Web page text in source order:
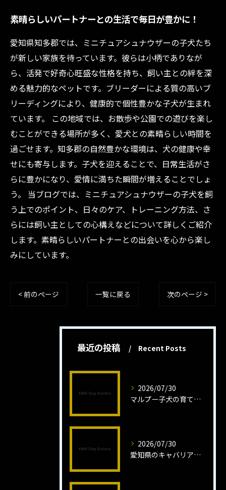
素晴らしいパートナーとの生活で毎日が豊かに！
愛知県知多郡では、ミニチュアシュナウザーの子犬たち
が新しい家族を待っています。彼らは小柄でありなが
ら、活発で好奇心旺盛な性格を持ち、飼い主との絆を深
める魅力的なペットです。ブリーダーによる質の高いブ
リーディングにより、健康的で個性豊かな子犬が生まれ
ています。 この地域では、お散歩や公園での遊びを楽し
むことができる場所が多く、愛犬との素晴らしい時間を
過ごせます。知多郡の自然豊かな環境は、犬の健康や幸
せにも寄与します。子犬を迎えることで、日常生活がさ
らに豊かになり、愛情に満ちた瞬間が増えることでしょ
う。 当ブログでは、ミニチュアシュナウザーの子犬を飼
う上でのポイント、日々のケア、トレーニング方法、さ
らには飼い主としての心構えなどについて詳しくご紹介
します。素晴らしいパートナーとの出会いを心から楽し
みにしています。
< 前のページ 一覧に戻る 次のページ >
最近の投稿 Recent Posts
2026/07/30
マルプー子犬の育て方と魅力解説
2026/07/30
愛知県のキャバリア子犬の魅力秘話